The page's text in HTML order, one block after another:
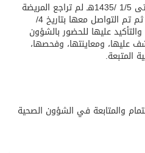
وتابع مغربي أنه منذ تاريخه وحتى 1/5 /1435هـ لم تراجع المريضة
المستشفى المحالة إليها، ومن ثم تم التواصل معها بتاريخ 4/
والتأكيد عليها للحضور بالشؤون
عليها، ومعاينتها، وفحصها،
المتبعة.
والمتابعة في الشؤون الصحية